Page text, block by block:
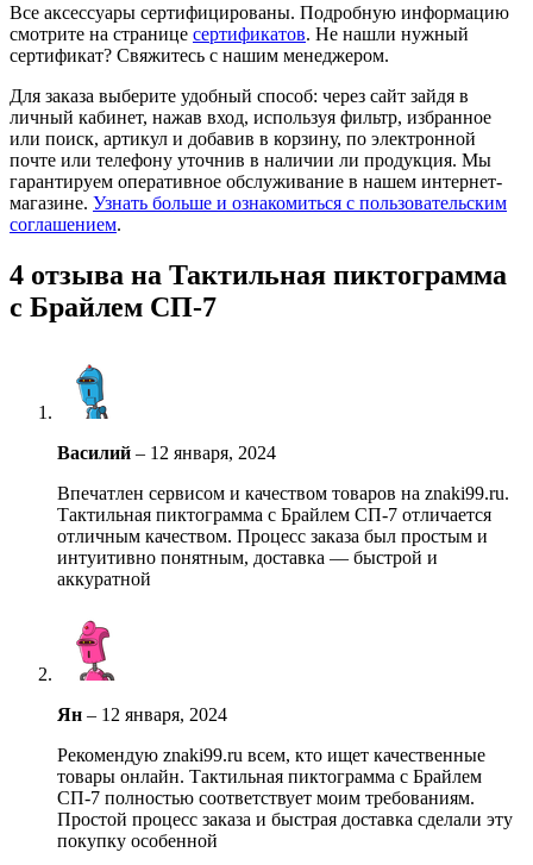
Все аксессуары сертифицированы. Подробную информацию
смотрите на странице сертификатов. Не нашли нужный
сертификат? Свяжитесь с нашим менеджером.
Для заказа выберите удобный способ: через сайт зайдя в
личный кабинет, нажав вход, используя фильтр, избранное
или поиск, артикул и добавив в корзину, по электронной
почте или телефону уточнив в наличии ли продукция. Мы
гарантируем оперативное обслуживание в нашем интернет-
магазине. Узнать больше и ознакомиться с пользовательским
соглашением.
4 отзыва на Тактильная пиктограмма
с Брайлем СП-7
Василий – 12 января, 2024
Впечатлен сервисом и качеством товаров на znaki99.ru.
Тактильная пиктограмма с Брайлем СП-7 отличается
отличным качеством. Процесс заказа был простым и
интуитивно понятным, доставка — быстрой и
аккуратной
Ян – 12 января, 2024
Рекомендую znaki99.ru всем, кто ищет качественные
товары онлайн. Тактильная пиктограмма с Брайлем
СП-7 полностью соответствует моим требованиям.
Простой процесс заказа и быстрая доставка сделали эту
покупку особенной